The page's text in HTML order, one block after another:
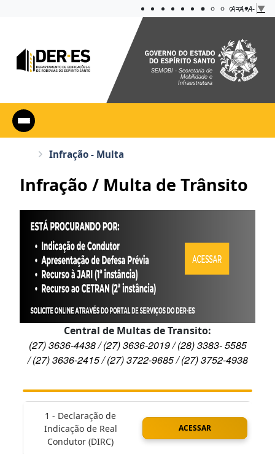
Acessibilidade
Aplicar
A=A+A- ▼
SEMOBI - Secretaria de
Mobilidade e
Infraestrutura
Infração - Multa
Infração / Multa de Trânsito
Central de Multas de Transito:
(27) 3636-4438 /(27) 3636-2019 /(28) 3383- 5585
/(27) 3636-2415 / (27) 3722-9685 / (27) 3752-4938